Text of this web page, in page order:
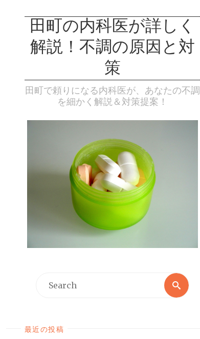
田町の内科医が詳しく
解説！不調の原因と対
策
田町で頼りになる内科医が、あなたの不調
を細かく解説＆対策提案！
最近の投稿